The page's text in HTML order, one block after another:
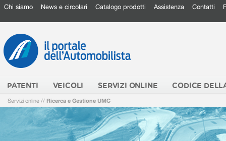
Chi siamo News e circolari Catalogo prodotti Assistenza Contatti
PATENTI VEICOLI SERVIZI ONLINE CODICE
Servizi online // Ricerca e Gestione UMC